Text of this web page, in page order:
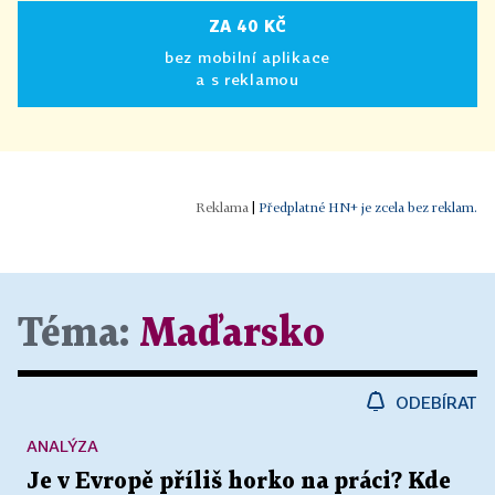
ZA 40 KČ
bez mobilní aplikace
a s reklamou
| Předplatné HN+ je zcela bez reklam.
Téma: Maďarsko
ODEBÍRAT
Je v Evropě příliš horko na práci? Kde
ANALÝZA